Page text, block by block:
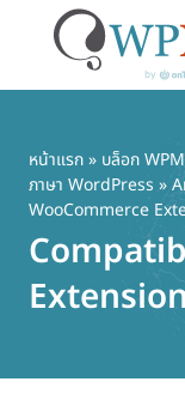
เนื้อหา
หลัก
หน้าแรก» บล็อก
ภาษา WordPress »
WooCommerce